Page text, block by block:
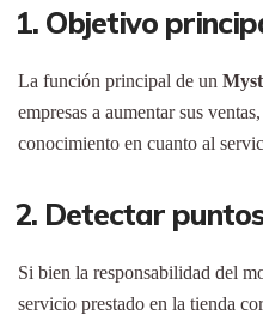
1. Objetivo
La función principal de un
empresas a aumentar sus
conocimiento en cuanto al
2. Detectar
Si bien la responsabilidad del
servicio prestado en la tienda